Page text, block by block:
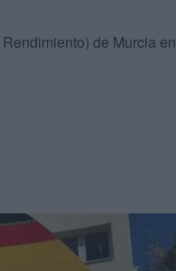
de Murcia en